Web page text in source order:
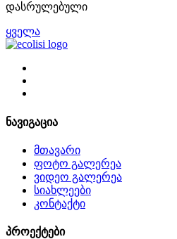
დასრულებული
ყველა
ნავიგაცია
მთავარი
ფოტო გალერეა
ვიდეო გალერეა
სიახლეები
კონტაქტი
პროექტები